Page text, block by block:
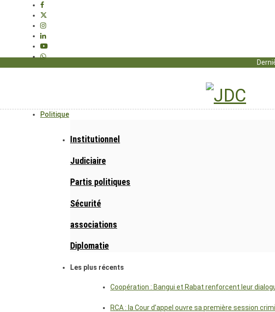
Politique
Institutionnel
Judiciaire
Partis politiques
Sécurité
associations
Diplomatie
Les plus récents
Coopération : Bangui et Rabat renforcent leur
RCA : la Cour d’appel ouvre sa première session